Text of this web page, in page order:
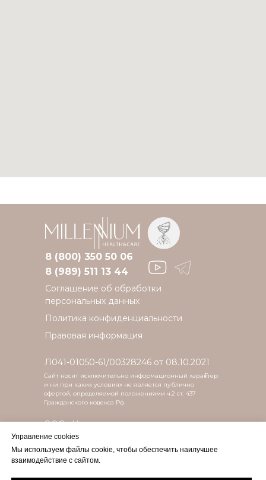
Управление cookies
Мы используем файлы cookie, чтобы обеспечить наилучшее
взаимодействие с сайтом.
Соглашение об обработки
персональных данных
Политика конфиденциальности
Правовая информация
Л041-01050-61/00328246 от 08.10.2021
г.
Сайт носит исключительно информационный характер
и ни при каких условиях не является публично
офертой, определяемой положениями ч.2 ст. 437
Гражданского кодекса Рф.
8 (800) 350 50 06
ООО «Новая клиника»
г. Ростов-на-Дону,
пер. Семашко, дом 117Г
8 (989) 511 13 44
включая их фотопортреты, размещены на данном сайте с их